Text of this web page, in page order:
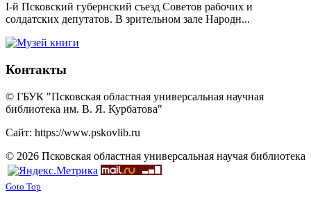
I-й Псковский губернский съезд Советов рабочих и
солдатских депутатов. В зрительном зале Народн...
Контакты
© ГБУК "Псковская областная универсальная научная
библиотека им. В. Я. Курбатова"
Сайт: https://www.pskovlib.ru
© 2026 Псковская областная универсальная научая библиотека
Goto Top